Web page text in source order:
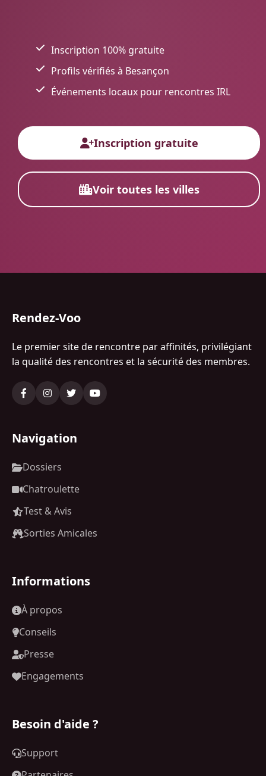
Inscription 100% gratuite
Profils vérifiés à Besançon
Événements locaux pour rencontres IRL
Inscription gratuite
Voir toutes les villes
Rendez-Voo
Le premier site de rencontre par affinités, privilégiant
la qualité des rencontres et la sécurité des membres.
Navigation
Dossiers
Chatroulette
Test & Avis
Sorties Amicales
Informations
À propos
Conseils
Presse
Engagements
Besoin d'aide ?
Support